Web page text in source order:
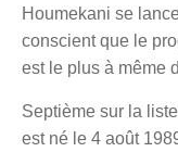
Houmekani se
conscient que le
est le plus à même
Septième sur la
est né le 4 août